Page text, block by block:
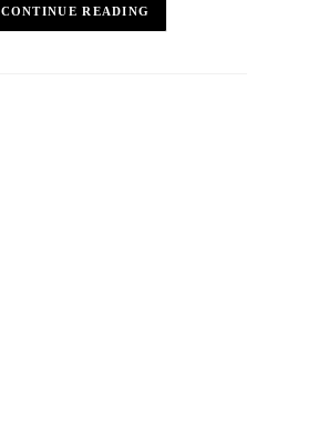
CONTINUE READING